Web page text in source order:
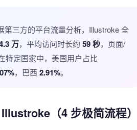
第三方的平台流量分析，Illustroke 全
万，平均访问时长约 59 秒，页面/
特定国家中，美国用户占比
，巴西 2.91%。
（4 步极简流程